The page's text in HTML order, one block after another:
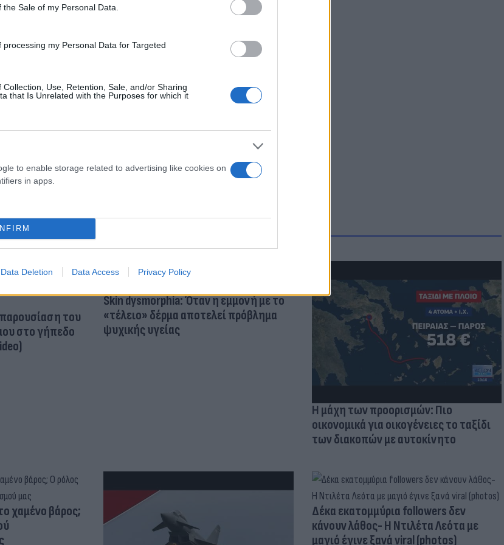
Sale of my Personal Data.
processing my Personal Data for Targeted
Collection, Use, Retention, Sale, and/or Sharing
that Is Unrelated with the Purposes for which it
to enable storage related to advertising like cookies on
in apps.
Data Deletion Data Access Privacy Policy
του
στο γήπεδο
Skin dysmorphia: Όταν η εμμονή με το
«τέλειο» δέρμα αποτελεί πρόβλημα
ψυχικής υγείας
Η μάχη των προορισμών: Πιο
οικονομικά για οικογένειες το ταξίδι
των διακοπών με αυτοκίνητο
χαμένο βάρος;
Δέκα εκατομμύρια followers δεν
κάνουν λάθος- Η Ντιλέτα Λεότα με
μαγιό έγινε ξανά viral (photos)